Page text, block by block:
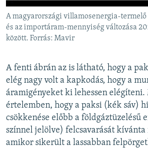
A magyarországi villamosenergia-
és az importáram-mennyiség változása
között. Forrás: Mavir
A fenti ábrán az is látható, hogy a
elég nagy volt a kapkodás, hogy a
áramigényeket ki lehessen elégíteni.
értelemben, hogy a paksi (kék sáv)
csökkenése előbb a földgáztüzelésű
színnel jelölve) felcsavarását kívánta
amikor sikerült a lassabban